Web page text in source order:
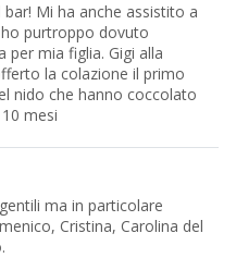
Mi ha anche assistito a
purtroppo dovuto
per mia figlia. Gigi alla
la colazione il primo
nido che hanno coccolato
mesi
ma in particolare
Cristina, Carolina del